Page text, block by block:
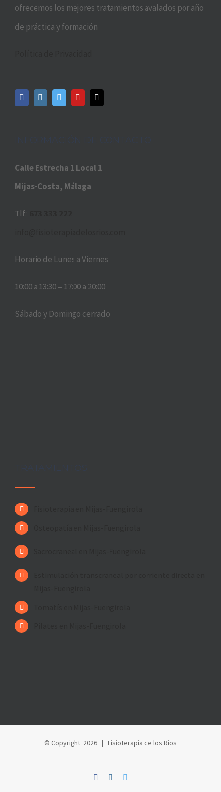
ofrecemos los mejores tratamientos avalados por año
de práctica y formación
Calle Estrecha 1 Local 1
Mijas-Costa, Málaga
Tlf.:
Horario de Lunes a Viernes
10:00 a 13:30 – 17:00 a 20:00
Sábado y Domingo cerrado
© Copyright 2026 | Fisioterapia de los Ríos
facebookinstagram